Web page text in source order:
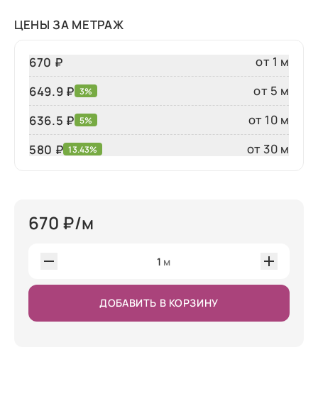
ЦЕНЫ ЗА МЕТРАЖ
670 ₽
от 1 м
649.9 ₽ 3%
от 5 м
636.5 ₽ 5%
от 10 м
580 ₽ 13.43% от 30 м
670 ₽/м
1 м
ДОБАВИТЬ В КОРЗИНУ